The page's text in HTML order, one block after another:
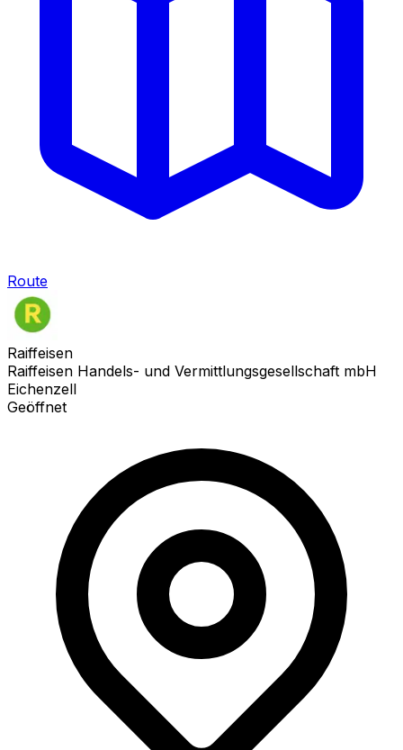
Route
Raiffeisen
Raiffeisen Handels- und Vermittlungsgesellschaft mbH
Eichenzell
Geöffnet